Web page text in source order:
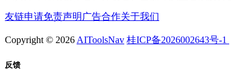
友链申请免责声明 广告合作关于我们
Copyright © 2026 AIToolsNav 桂ICP备2026002643号-1
反馈